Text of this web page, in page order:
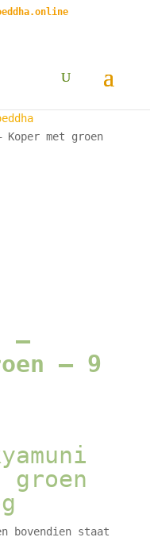
Koper met groen
–
– 9
groen
bovendien staat